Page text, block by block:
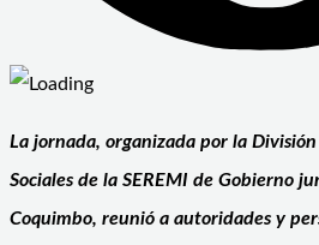
La jornada, organizada por la
Sociales de la SEREMI de Gobierno
Coquimbo, reunió a autoridades y